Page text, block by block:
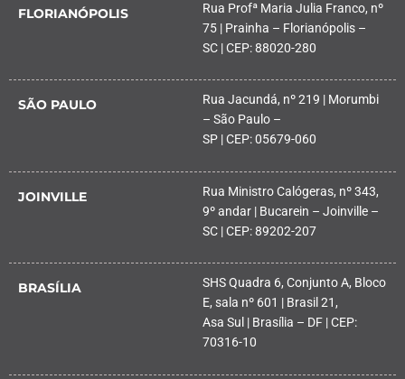
FLORIANÓPOLIS
Rua Profª Maria Julia Franco, nº
75 | Prainha – Florianópolis –
SC | CEP: 88020-280
SÃO PAULO
Rua Jacundá, nº 219 | Morumbi
– São Paulo –
SP | CEP: 05679-060
JOINVILLE
Rua Ministro Calógeras, nº 343,
9º andar | Bucarein – Joinville –
SC | CEP: 89202-207
BRASÍLIA
SHS Quadra 6, Conjunto A, Bloco
E, sala nº 601 | Brasil 21,
Asa Sul | Brasília – DF | CEP:
70316-10